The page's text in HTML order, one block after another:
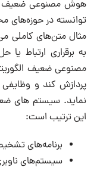
توانسته در حوزه‌های
مثال متن‌های کاملی
به برقراری ارتباط
مصنوعی ضعیف
پردازش کند و
نماید. سیستم های
این ترتیب است:
برنامه‌های
سیستم‌های